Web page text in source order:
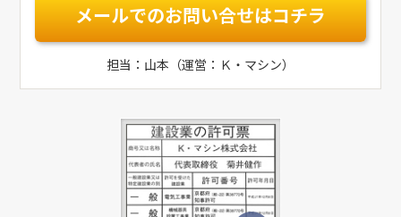
メールでのお問い合せはコチラ
担当：山本（運営：Ｋ・マシン）